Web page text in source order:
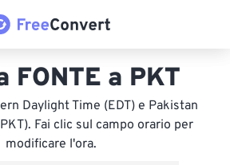
FONTE a PKT
Daylight Time (EDT) e Pakistan
Fai clic sul campo orario per
modificare l'ora.